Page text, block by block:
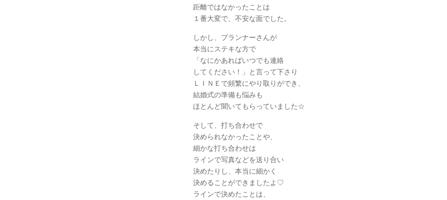
距離ではなかったことは
１番大変で、不安な面でした。
しかし、プランナーさんが
本当にステキな方で
「なにかあればいつでも連絡
してください！」と言って下さり
ＬＩＮＥで頻繁にやり取りができ、
結婚式の準備も悩みも
ほとんど聞いてもらっていました☆
そして、打ち合わせで
決められなかったことや、
細かな打ち合わせは
ラインで写真などを送り合い
決めたりし、本当に細かく
決めることができましたよ♡
ラインで決めたことは、